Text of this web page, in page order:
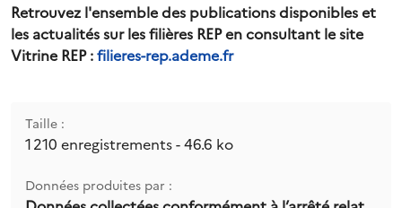
Retrouvez l'ensemble des publications disponibles et
les actualités sur les filières REP en consultant le site
Vitrine REP :filieres-rep.ademe.fr
Taille :
1 210 enregistrements - 46.6 ko
Données produites par :